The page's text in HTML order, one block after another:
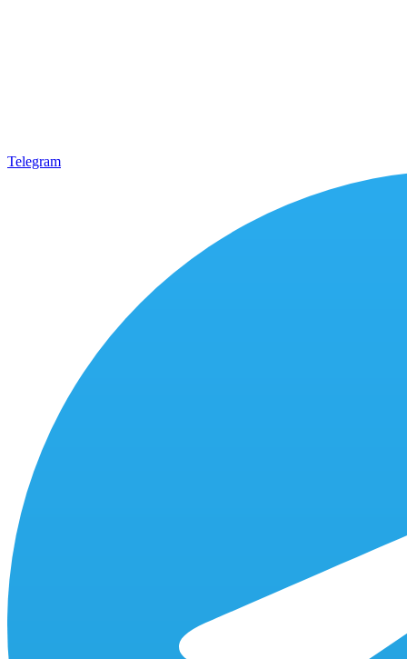
Telegram